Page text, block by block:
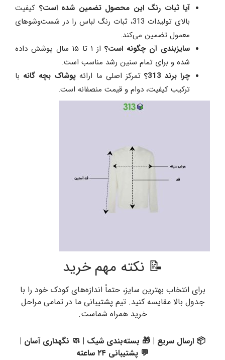
آیا ثبات رنگ این محصول تضمین شده است؟ کیفیت
بالای تولیدات 313، ثبات رنگ لباس را در شست‌وشوهای
معمول تضمین می‌کند.
سایزبندی آن چگونه است؟
از ۱ تا ۱۵ سال پوشش داده
شده و برای تمام سنین رشد مناسب است.
چرا برند 313؟
تمرکز اصلی ما ارائه پوشاک بچه گانه با
ترکیب کیفیت، دوام و قیمت منصفانه است.
📝 نکته مهم خرید
برای انتخاب بهترین سایز، حتماً اندازه‌های کودک خود را با
جدول بالا مقایسه کنید. تیم پشتیبانی ما در تمامی مراحل
خرید همراه شماست.
📦 ارسال سریع | 🎁 بسته‌بندی شیک | 🧼 نگهداری آسان |
💬 پشتیبانی ۲۴ ساعته